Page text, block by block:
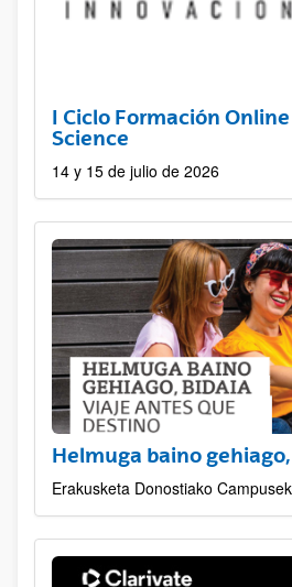
I Ciclo Formación
Science
14 y 15 de julio de 2026
Helmuga baino
Erakusketa Donostiako